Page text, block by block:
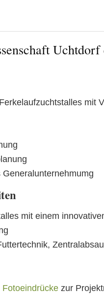
Uchtdorf
mit
Generalunternehmumg
mit einem
Fotoeindrücke zur